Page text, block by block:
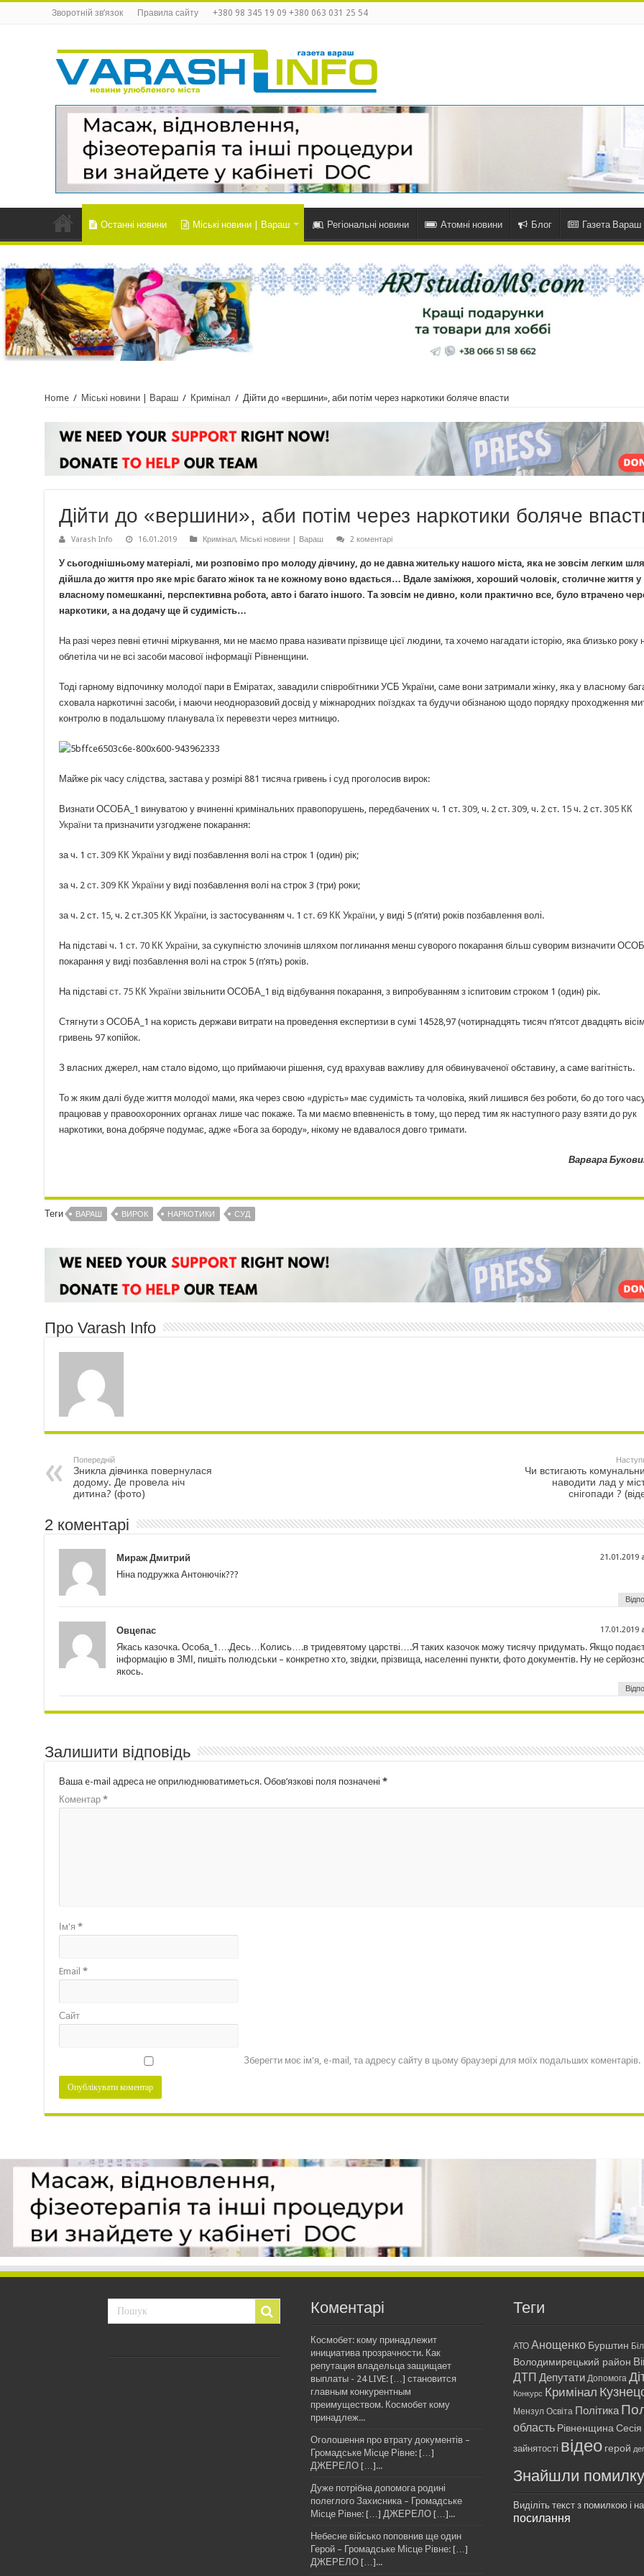
Зворотній зв’язок Правила сайту +380 98 345 19 09 +380 063 031 25 54
Останні новини Міські новини | Вараш Регіональні новини Атомні новини Блог Газета Вараш
Home / Міські новини | Вараш / Кримінал / Дійти до «вершини», аби потім через наркотики боляче впасти
Дійти до «вершини», аби потім через наркотики боляче
Varash Info 16.01.2019 Кримінал, Міські новини | Вараш 2 коментарі
У сьогоднішньому матеріалі, ми розповімо про молоду дівчину, до не давна жительку нашого міста, яка не зовсім легким
дійшла до життя про яке мріє багато жінок та не кожному воно вдається… Вдале заміжжя, хороший чоловік, столичне життя у
власному помешканні, перспективна робота, авто і багато іншого. Та зовсім не дивно, коли практично все, було втрачено
наркотики, а на додачу ще й судимість…
На разі через певні етичні міркування, ми не маємо права називати прізвище цієї людини, та хочемо нагадати історію, яка близько року
облетіла чи не всі засоби масової інформації Рівненщини.
Тоді гарному відпочинку молодої пари в Еміратах, завадили співробітники УСБ України, саме вони затримали жінку, яка у власному
сховала наркотичні засоби, і маючи неодноразовий досвід у міжнародних поїздках та будучи обізнаною щодо порядку проходження
контролю в подальшому планувала їх перевезти через митницю.
Майже рік часу слідства, застава у розмірі 881 тисяча гривень і суд проголосив вирок:
Визнати ОСОБА_1 винуватою у вчиненні кримінальних правопорушень, передбачених ч. 1 ст. 309, ч. 2 ст. 309, ч. 2 ст. 15 ч. 2 ст. 305 КК
України та призначити узгоджене покарання:
за ч. 1 ст. 309 КК України у виді позбавлення волі на строк 1 (один) рік;
за ч. 2 ст. 309 КК України у виді позбавлення волі на строк 3 (три) роки;
за ч. 2 ст. 15, ч. 2 ст.305 КК України, із застосуванням ч. 1 ст. 69 КК України, у виді 5 (п’яти) років позбавлення волі.
На підставі ч. 1 ст. 70 КК України, за сукупністю злочинів шляхом поглинання менш суворого покарання більш суворим визначити
покарання у виді позбавлення волі на строк 5 (п’ять) років.
На підставі ст. 75 КК України звільнити ОСОБА_1 від відбування покарання, з випробуванням з іспитовим строком 1 (один) рік.
Стягнути з ОСОБА_1 на користь держави витрати на проведення експертизи в сумі 14528,97 (чотирнадцять тисяч п’ятсот двадцять
гривень 97 копійок.
З власних джерел, нам стало відомо, що приймаючи рішення, суд врахував важливу для обвинуваченої обставину, а саме вагітність.
То ж яким далі буде життя молодої мами, яка через свою «дурість» має судимість та чоловіка, який лишився без роботи, бо до того
працював у правоохоронних органах лише час покаже. Та ми маємо впевненість в тому, що перед тим як наступного разу взяти до рук
наркотики, вона добряче подумає, адже «Бога за бороду», нікому не вдавалося довго тримати.
Варвара
Теги ВАРАШ ВИРОК НАРКОТИКИ СУД
Про Varash Info
Попередній
Зникла дівчинка повернулася
додому. Де провела ніч
дитина? (фото)
Чи встигають
наводити лад у
снігопади ?
2 коментарі
Мираж Дмитрий 21.01.2019
Ніна подружка Антонючік???
Овцепас 17.01.2019
Якась казочка. Особа_1….Десь…Колись….в тридевятому царстві….Я таких казочок можу тисячу придумать. Якщо
інформацію в ЗМІ, пишіть полюдськи – конкретно хто, звідки, прізвища, населенні пункти, фото документів. Ну не
якось.
Залишити відповідь
Ваша e-mail адреса не оприлюднюватиметься. Обов’язкові поля позначені *
Коментар *
Ім'я *
Email *
Сайт
Зберегти моє ім'я, e-mail, та адресу сайту в цьому браузері для моїх подальших коментарів.
Коментарі
Космобет: кому принадлежит
инициатива прозрачности. Как
репутация владельца защищает
выплаты - 24 LIVE: […] становится
главным конкурентным
преимуществом. Космобет кому
принадлеж...
Оголошення про втрату документів –
Громадське Місце Рівне: […]
ДЖЕРЕЛО […]...
Дуже потрібна допомога родині
полеглого Захисника – Громадське
Місце Рівне: […] ДЖЕРЕЛО […]...
Небесне військо поповнив ще один
Герой – Громадське Місце Рівне: […]
ДЖЕРЕЛО […]...
Теги
АТО Анощенко Бурштин
Володимирецький район
ДТП Депутати Допомога
Конкурс Кримінал
Мензул Освіта Політика
область Рівненщина Сесія
зайнятості відео герой
Знайшли
Виділіть текст з помилкою і
посилання